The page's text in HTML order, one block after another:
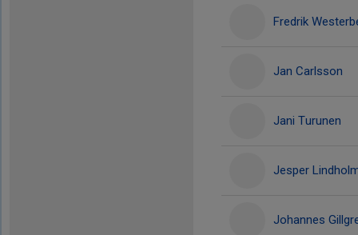
Fredrik
Jan Carlsson
Jani Turunen
Jesper
Johannes